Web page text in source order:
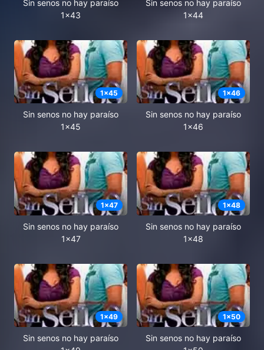
Sin senos no hay paraíso
1x43
Sin senos no hay paraíso
1x44
1x45
Sin senos no hay paraíso
1x45
1x46
Sin senos no hay paraíso
1x46
1x47
Sin senos no hay paraíso
1x47
1x48
Sin senos no hay paraíso
1x48
1x49
Sin senos no hay paraíso
1x50
Sin senos no hay paraíso